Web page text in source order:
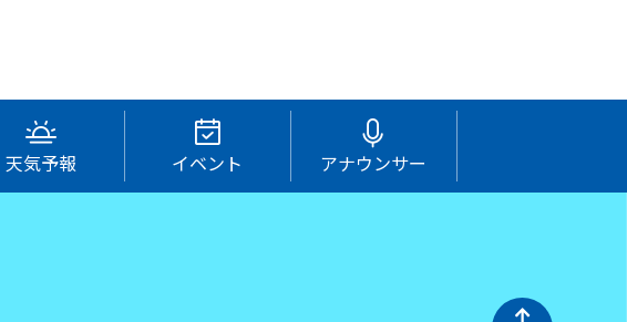
天気予報 イベント アナウンサー